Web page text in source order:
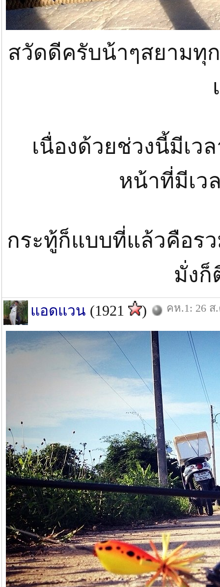
สวัดดีครับน้าๆสยามทุ
เนื่องด้วยช่วงนี้มีเว
หน้าที่มีเว
กระทู้ก็แบบที่แล้วคือร
มั่งก็
แอดแวน (1921 ) คห.1: 26 ส